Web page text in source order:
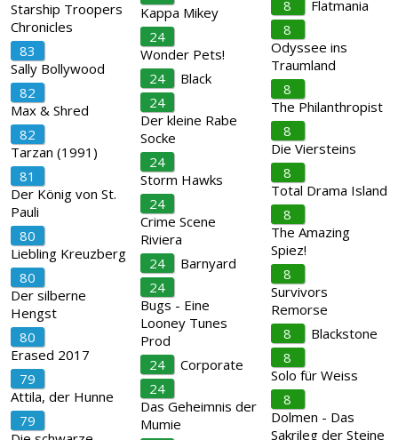
Starship Troopers
Chronicles
83
Sally Bollywood
82
Max & Shred
82
Tarzan (1991)
81
Der König von St.
Pauli
80
Liebling Kreuzberg
80
Der silberne
Hengst
80
Erased 2017
79
Attila, der Hunne
79
Kappa Mikey
24
Wonder Pets!
24
Black
24
Der kleine Rabe
Socke
24
Storm Hawks
24
Crime Scene
Riviera
24
Barnyard
24
Bugs - Eine
Looney Tunes
Prod
24
Corporate
24
Das Geheimnis der
Mumie
8
Flatmania
8
Odyssee ins
Traumland
8
The Philanthropist
8
Die Viersteins
8
Total Drama Island
8
The Amazing
Spiez!
8
Survivors
Remorse
8
Blackstone
8
Solo für Weiss
8
Dolmen - Das
Sakrileg der Steine